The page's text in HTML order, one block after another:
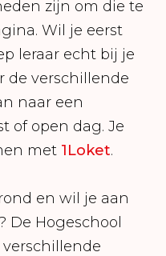
zijn om die te
Wil je eerst
leraar echt bij je
de verschillende
naar een
of open dag. Je
met 1Loket.
en wil je aan
De Hogeschool